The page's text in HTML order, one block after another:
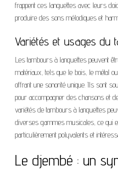
frappent ces languettes avec leurs
produire des sons mélodiques et
Variétés et usages du
Les tambours à languettes peuvent
matériaux, tels que le bois, le métal
offrant une sonorité unique. Ils sont
pour accompagner des chansons et
variétés de tambours à languettes
diverses gammes musicales, ce qui
particulièrement polyvalents et
Le djembé : un